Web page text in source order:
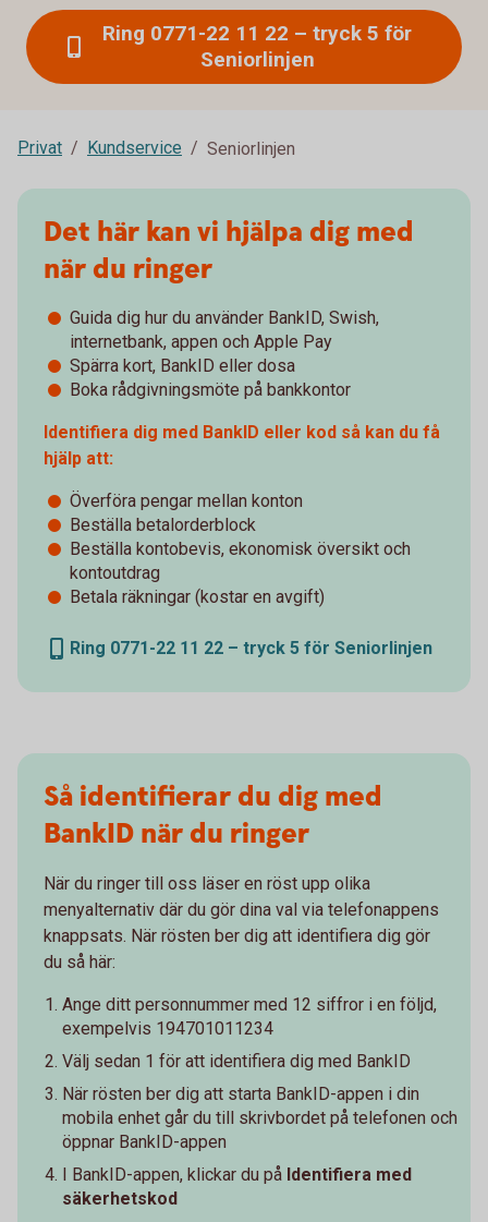
Ring 0771-22 11 22 – tryck 5 för
Seniorlinjen
Privat Kundservice Seniorlinjen
Det här kan vi hjälpa dig med
när du ringer
Guida dig hur du använder BankID​, Swish,
internetbank​, appen och Apple Pay
Spärra kort, BankID eller dosa
Boka rådgivningsmöte på bankkontor
Identifiera dig med BankID eller kod så kan du få
hjälp att:
Överföra pengar mellan konton
Beställa betalorderblock
Beställa kontobevis, ekonomisk översikt och
kontoutdrag
Betala räkningar (kostar en avgift)​
Ring 0771-22 11 22 – tryck 5 för Seniorlinjen
Så identifierar du dig med
BankID när du ringer
När du ringer till oss läser en röst upp olika
menyalternativ där du gör dina val via telefonappens
knappsats. När rösten ber dig att identifiera dig gör
du så här:
Ange ditt personnummer med 12 siffror i en följd,
exempelvis 194701011234
Välj sedan 1 för att identifiera dig med BankID
När rösten ber dig att starta BankID-appen i din
mobila enhet går du till skrivbordet på telefonen och
öppnar BankID-appen
I BankID-appen, klickar du på Identifiera med
säkerhetskod